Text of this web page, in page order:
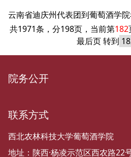
云南省迪庆州代表团到葡萄酒学
共1971条，分198页，当前第182
最后页转到
院务公开
联系方式
西北农林科技大学葡萄酒学院
地址：陕西·杨凌示范区西农路22